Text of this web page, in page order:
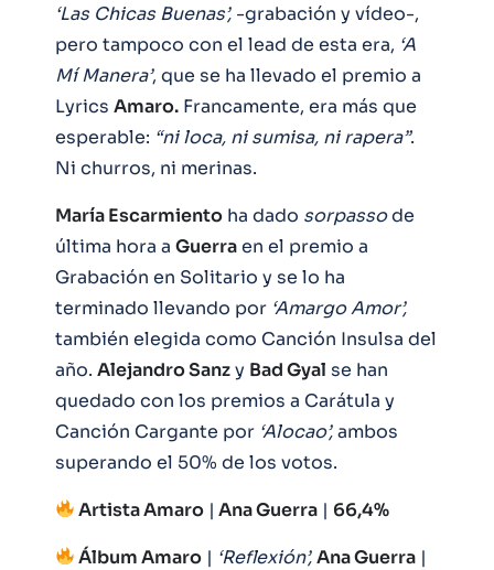
‘Las Chicas Buenas’, -grabación y vídeo-,
pero tampoco con el lead de esta era, ‘A
Mí Manera’, que se ha llevado el premio a
Lyrics Amaro. Francamente, era más que
esperable: “ni loca, ni sumisa, ni rapera”.
Ni churros, ni merinas.
María Escarmiento ha dado sorpassode
última hora a Guerraen el premio a
Grabación en Solitario y se lo ha
terminado llevando por ‘Amargo Amor’,
también elegida como Canción Insulsa del
año. Alejandro Sanzy Bad Gyal se han
quedado con los premios a Carátula y
Canción Cargante por ‘Alocao’,ambos
superando el 50% de los votos.
Artista Amaro | Ana Guerra | 66,4%
Álbum Amaro | ‘Reflexión’, Ana Guerra |